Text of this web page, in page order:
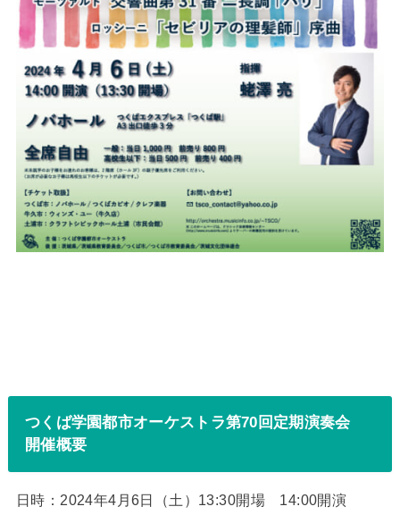
つくば学園都市オーケストラ第70回定期演奏会
開催概要
日時：2024年4月6日（土）13:30開場 14:00開演